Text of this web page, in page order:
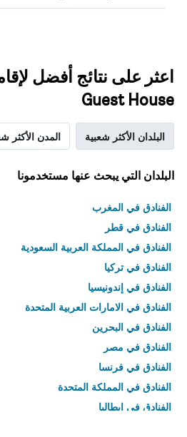
Guest House
البلدان الأكثر شعبية المدن الأكثر
البلدان التي يبحث عنها مستخدمونا
الفنادق في المغرب
الفنادق في قطر
الفنادق في المملكة العربية السعودية
الفنادق في تركيا
الفنادق في إندونيسيا
الفنادق في الامارات العربية المتحدة
الفنادق في البحرين
الفنادق في مصر
الفنادق في فرنسا
الفنادق في المملكة المتحدة
الفنادق في إيطاليا